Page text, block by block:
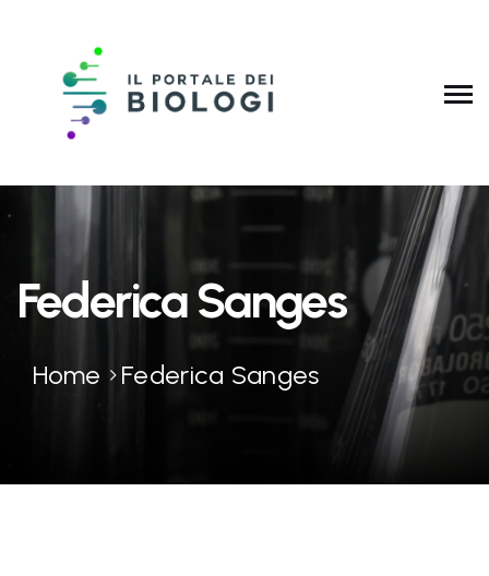
Federica Sanges
Home Federica Sanges